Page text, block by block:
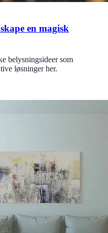
en magisk
belysningsideer som
løsninger her.